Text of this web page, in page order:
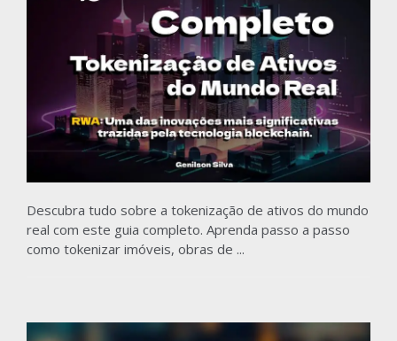
Descubra tudo sobre a tokenização de ativos do mundo
real com este guia completo. Aprenda passo a passo
como tokenizar imóveis, obras de ...